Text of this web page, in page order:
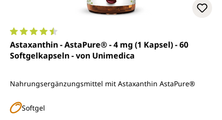
Durchschnittliche Bewertung von 4.6 von 5 Sternen
Astaxanthin - AstaPure® - 4 mg (1 Kapsel) - 60
Softgelkapseln - von Unimedica
Nahrungsergänzungsmittel mit Astaxanthin AstaPure®
Softgel